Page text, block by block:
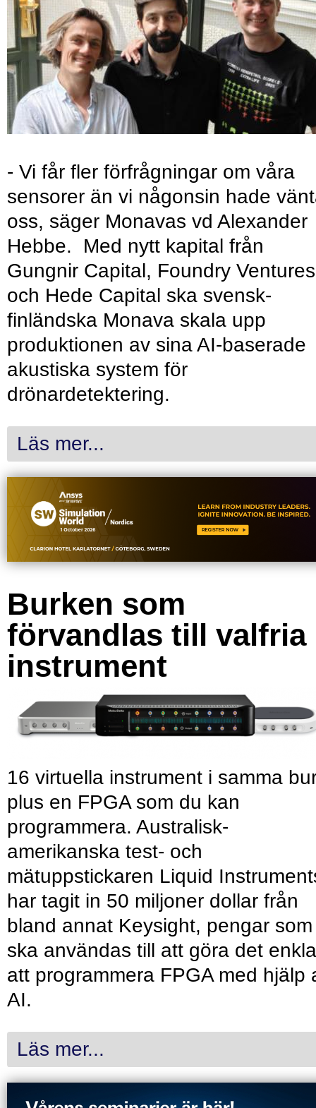
- Vi får fler förfrågningar om våra
sensorer än vi någonsin hade
oss, säger Monavas vd Alexander
Hebbe. Med nytt kapital från
Gungnir Capital, Foundry Ventures
och Hede Capital ska svensk-
finländska Monava skala upp
produktionen av sina AI-baserade
akustiska system för
drönardetektering.
Läs mer...
Burken som
förvandlas till valfria
instrument
16 virtuella instrument i samma
plus en FPGA som du kan
programmera. Australisk-
amerikanska test- och
mätuppstickaren Liquid
har tagit in 50 miljoner dollar från
bland annat Keysight, pengar som
ska användas till att göra det
att programmera FPGA med hjälp
AI.
Läs mer...